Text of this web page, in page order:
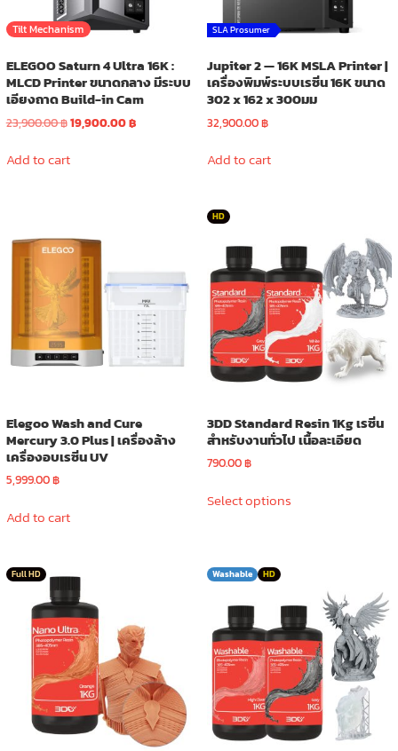
Tilt Mechanism
ELEGOO Saturn 4 Ultra 16K :
MLCD Printer ขนาดกลาง มีระบบ
เอียงถาด Build-in Cam
23,900.00฿Original
was:
19,900.00฿Current
Add to cart
SLA Prosumer
Jupiter 2 — 16K MSLA Printer |
เครื่องพิมพ์ระบบเรซิ่น 16K ขนาด
302 x 162 x 300มม
32,900.00฿
Add to cart
Elegoo Wash and Cure
Mercury 3.0 Plus | เครื่องล้าง
เครื่องอบเรซิ่น UV
5,999.00฿
Add to cart
HD
3DD Standard Resin 1Kg เรซิ่น
สำหรับงานทั่วไป เนื้อละเอียด
790.00฿
Select optionsproduct
options
may
be
chosen
on
the
product
page
Full HD Washable HD